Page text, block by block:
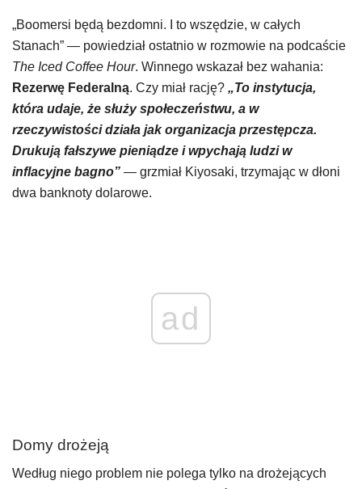
„Boomersi będą bezdomni. I to wszędzie, w całych
Stanach” — powiedział ostatnio w rozmowie na podcaście
The Iced Coffee Hour. Winnego wskazał bez wahania:
Rezerwę Federalną. Czy miał rację? „To instytucja,
która udaje, że służy społeczeństwu, a w
rzeczywistości działa jak organizacja przestępcza.
Drukują fałszywe pieniądze i wpychają ludzi w
inflacyjne bagno” — grzmiał Kiyosaki, trzymając w dłoni
dwa banknoty dolarowe.
ad
Domy drożeją
Według niego problem nie polega tylko na drożejących